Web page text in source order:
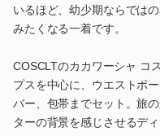
いるほど、幼少期ならでは
みたくなる一着です。
COSCLTのカカワーシャ コ
プスを中心に、ウエストポ
バー、包帯までセット。旅
ターの背景を感じさせるデ